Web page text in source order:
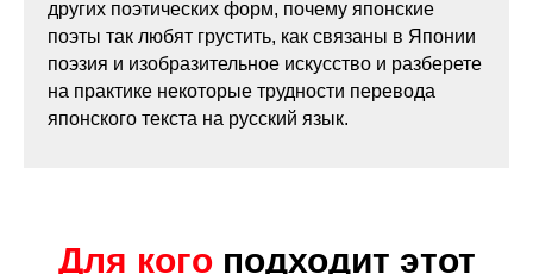
других поэтических форм, почему японские
поэты так любят грустить, как связаны в Японии
поэзия и изобразительное искусство и разберете
на практике некоторые трудности перевода
японского текста на русский язык.
Для когоподходит этот